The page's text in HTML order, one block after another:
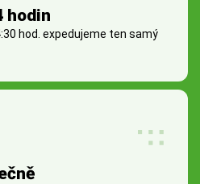
hodin
hod. expedujeme ten samý